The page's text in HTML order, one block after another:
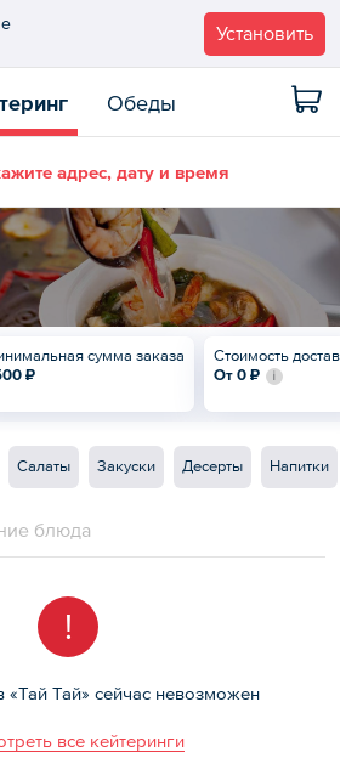
Установить
Обеды
адрес, дату и время
сумма заказа
₽
Стоимость
От 0 ₽
Салаты Закуски Десерты Напитки
!
«Тай Тай» сейчас невозможен
все кейтеринги